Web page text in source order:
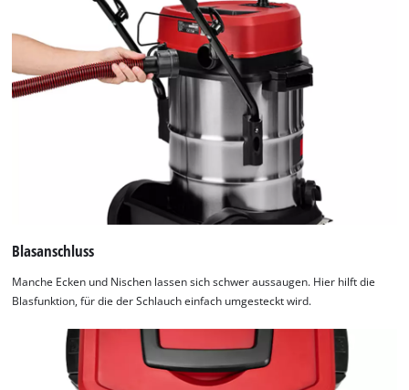
Blasanschluss
Manche Ecken und Nischen lassen sich schwer aussaugen. Hier hilft die
Blasfunktion, für die der Schlauch einfach umgesteckt wird.